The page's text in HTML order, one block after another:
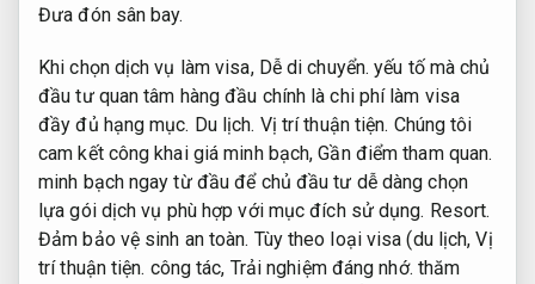
Đưa đón sân bay.
Khi chọn dịch vụ làm visa, Dễ di chuyển. yếu tố mà chủ
đầu tư quan tâm hàng đầu chính là chi phí làm visa
đầy đủ hạng mục. Du lịch. Vị trí thuận tiện. Chúng tôi
cam kết công khai giá minh bạch,Gần điểm tham quan.
minh bạch ngay từ đầu để chủ đầu tư dễ dàng chọn
lựa gói dịch vụ phù hợp với mục đích sử dụng. Resort.
Đảm bảo vệ sinh an toàn. Tùy theo loại visa (du lịch,Vị
trí thuận tiện. công tác, Trải nghiệm đáng nhớ. thăm